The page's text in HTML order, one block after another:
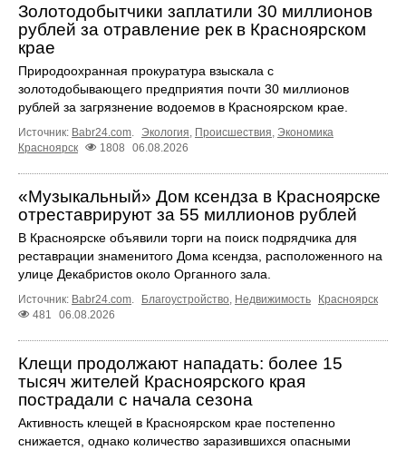
Золотодобытчики заплатили 30 миллионов
рублей за отравление рек в Красноярском
крае
Природоохранная прокуратура взыскала с
золотодобывающего предприятия почти 30 миллионов
рублей за загрязнение водоемов в Красноярском крае.
Источник: Babr24.com. Экология, Происшествия, Экономика
Красноярск
1808 06.08.2026
«Музыкальный» Дом ксендза в Красноярске
отреставрируют за 55 миллионов рублей
В Красноярске объявили торги на поиск подрядчика для
реставрации знаменитого Дома ксендза, расположенного на
улице Декабристов около Органного зала.
Источник: Babr24.com. Благоустройство, Недвижимость
Красноярск
481
06.08.2026
Клещи продолжают нападать: более 15
тысяч жителей Красноярского края
пострадали с начала сезона
Активность клещей в Красноярском крае постепенно
снижается, однако количество заразившихся опасными